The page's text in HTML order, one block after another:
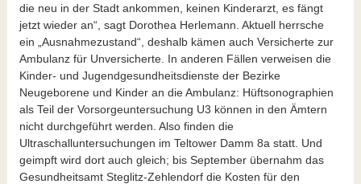
die neu in der Stadt ankommen, keinen Kinderarzt, es fängt
jetzt wieder an“, sagt Dorothea Herlemann. Aktuell herrsche
ein „Ausnahmezustand“, deshalb kämen auch Versicherte zur
Ambulanz für Unversicherte. In anderen Fällen verweisen die
Kinder- und Jugendgesundheitsdienste der Bezirke
Neugeborene und Kinder an die Ambulanz: Hüftsonographien
als Teil der Vorsorgeuntersuchung U3 können in den Ämtern
nicht durchgeführt werden. Also finden die
Ultraschalluntersuchungen im Teltower Damm 8a statt. Und
geimpft wird dort auch gleich; bis September übernahm das
Gesundheitsamt Steglitz-Zehlendorf die Kosten für den